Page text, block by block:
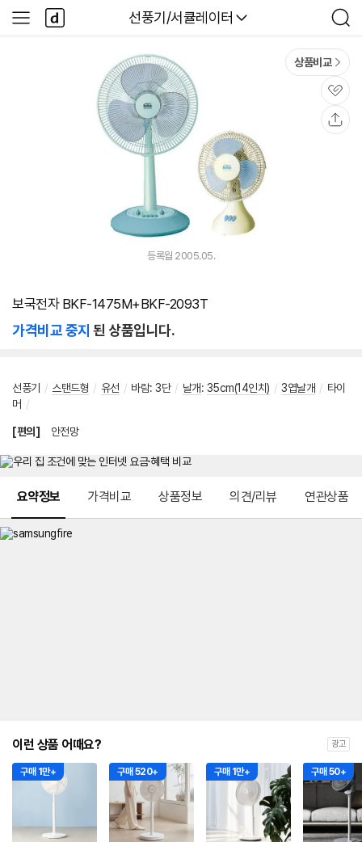
다나와
선풍기/서큘레이터
검
색
사
이
다
나
와
상품비교
관
심
등록월 2005.05.
보국전자 BKF-1475M+BKF-2093T
가격비교 중지 된 상품입니다.
선풍기 / 스탠드형 / 유선 / 바람: 3단 / 날개: 35cm(14인치) / 3엽날개 / 타이
머 /
[편의] 안전망
요약정보 가격비교 상품정보 의견/리뷰 연관상품
이런 상품 어때요? 광고
구매 1만+ 구매 520+ 구매 1만+ 구매 50+